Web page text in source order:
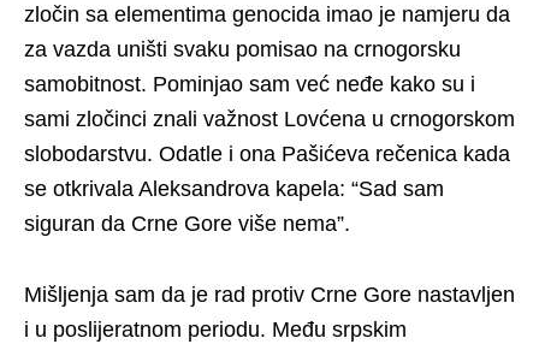
zločin sa elementima genocida imao je namjeru da
za vazda uništi svaku pomisao na crnogorsku
samobitnost. Pominjao sam već neđe kako su i
sami zločinci znali važnost Lovćena u crnogorskom
slobodarstvu. Odatle i ona Pašićeva rečenica kada
se otkrivala Aleksandrova kapela: “Sad sam
siguran da Crne Gore više nema”.
Mišljenja sam da je rad protiv Crne Gore nastavljen
i u poslijeratnom periodu. Među srpskim